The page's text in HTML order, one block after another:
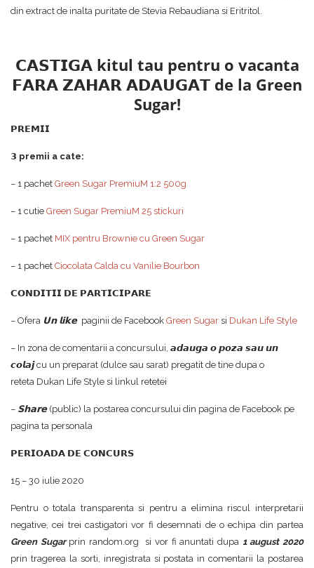
din extract de inalta puritate de Stevia Rebaudiana si Eritritol.
𝗖𝗔𝗦𝗧𝗜𝗚𝗔 kitul tau pentru o vacanta
𝗙𝗔𝗥𝗔 𝗭𝗔𝗛𝗔𝗥 𝗔𝗗𝗔𝗨𝗚𝗔𝗧 de la Green
Sugar!
𝗣𝗥𝗘𝗠𝗜𝗜
𝟯 premii a cate:
– 1 pachet Green Sugar PremiuM 1:2 500g
– 1 cutie Green Sugar PremiuM 25 stickuri
– 1 pachet MIX pentru Brownie cu Green Sugar
– 1 pachet Ciocolata Calda cu Vanilie Bourbon
𝗖𝗢𝗡𝗗𝗜𝗧𝗜𝗜 𝗗𝗘 𝗣𝗔𝗥𝗧𝗜𝗖𝗜𝗣𝗔𝗥𝗘
– Ofera 𝗨𝗻 𝗹𝗶𝗸𝗲paginii de Facebook Green Sugar si Dukan Life Style
– In zona de comentarii a concursului, 𝙖𝙙𝙖𝙪𝙜𝙖 𝙤 𝙥𝙤𝙯𝙖 𝙨𝙖𝙪 𝙪𝙣
𝙘𝙤𝙡𝙖𝙟 cu un preparat (dulce sau sarat) pregatit de tine dupa o
reteta Dukan Life Style si linkul retetei
– 𝗦𝗵𝗮𝗿𝗲(public) la postarea concursului din pagina de Facebook pe
pagina ta personala
𝗣𝗘𝗥𝗜𝗢𝗔𝗗𝗔 𝗗𝗘 𝗖𝗢𝗡𝗖𝗨𝗥𝗦
15 – 30 iulie 2020
Pentru o totala transparenta si pentru a elimina riscul interpretarii
negative, cei trei castigatori vor fi desemnati de o echipa din partea
Green Sugarprin random.org si vor fi anuntati dupa 1 august 2020
prin tragerea la sorti, inregistrata si postata in comentarii la postarea